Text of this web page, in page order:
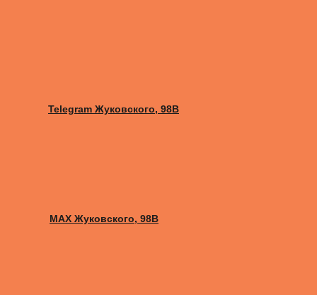
Telegram Жуковского, 98B
MAX Жуковского, 98B